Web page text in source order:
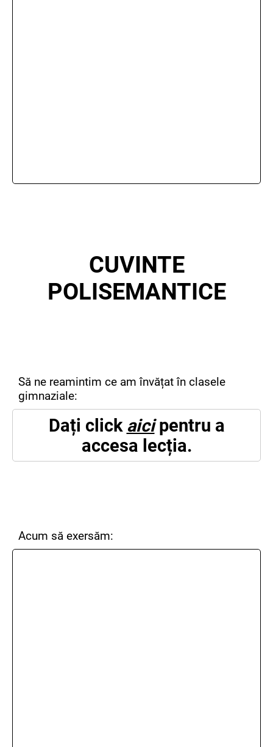
CUVINTE
POLISEMANTICE
Să ne reamintim ce am învățat în clasele
gimnaziale:
Dați click aicipentru a
accesa lecția.
Acum să exersăm: